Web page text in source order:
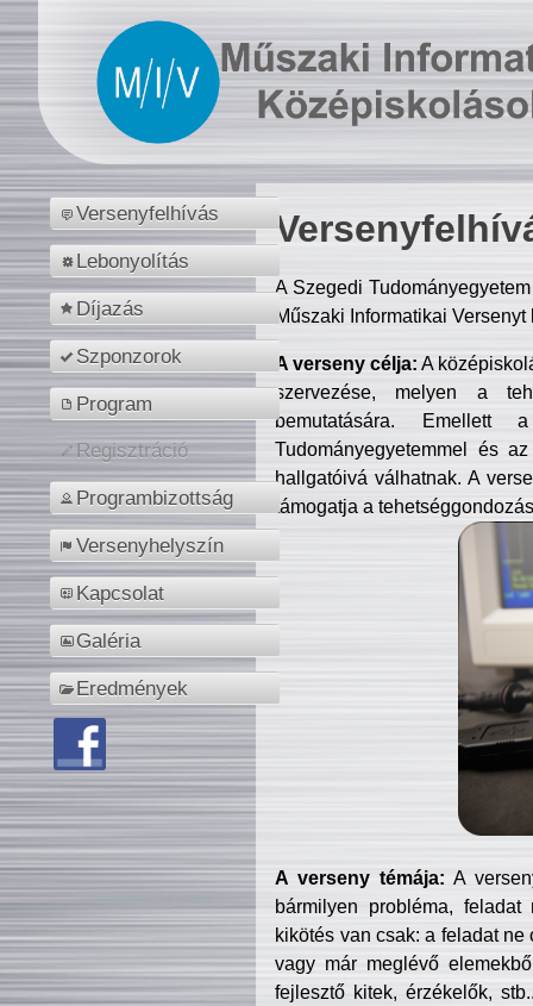
Versenyfelhívás
Lebonyolítás
Díjazás
Szponzorok
Program
Regisztráció
Programbizottság
Versenyhelyszín
Kapcsolat
Galéria
Eredmények
A Szegedi
Műszaki Informatikai
A verseny célja: A
szervezése, melyen a
bemutatására. Emellett
Tudományegyetemmel és
hallgatóivá válhatnak. A
támogatja a
A verseny témája: A
bármilyen probléma, feladat
kikötés van csak: a feladat
vagy már meglévő
fejlesztő kitek, érzékelők,